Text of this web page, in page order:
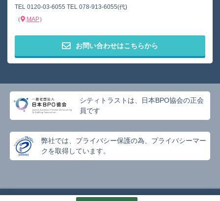
TEL 0120-03-6055 TEL 078-913-6055(代)
（
MAP）
お問い合わせはこちらから
シティトラストは、日本BPO協会の正会
員です
弊社では、プライバシー保護の為、プライバシーマー
クを取得しています。